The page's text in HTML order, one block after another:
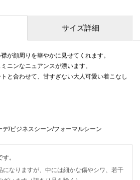
サイズ詳細
が顔周りを華やかに見せてくれます。
ニンなニュアンスが漂います。
と合わせて、甘すぎない大人可愛い着こなし
/ビジネスシーン/フォーマルシーン
。
になりますが、中には細かな傷やシワ、若干